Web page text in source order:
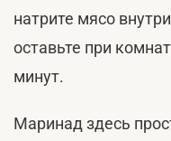
натрите мясо
оставьте при
минут.
Маринад здесь